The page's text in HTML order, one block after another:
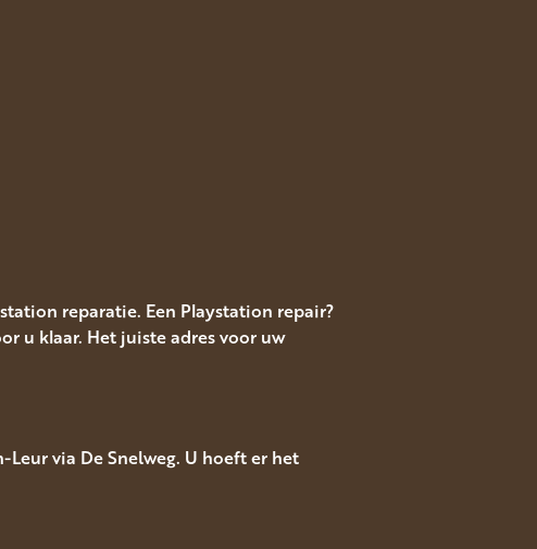
reparatie. Een Playstation repair?
u klaar. Het juiste adres voor uw
via De Snelweg. U hoeft er het